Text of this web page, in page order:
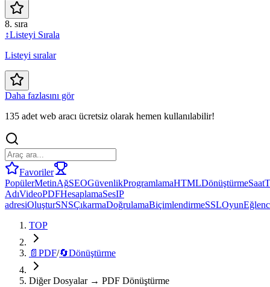
8. sıra
↕️Listeyi Sırala
Listeyi sıralar
Daha fazlasını gör
135 adet web aracı ücretsiz olarak hemen kullanılabilir!
Favoriler
PopülerMetinAğSEOGüvenlikProgramlamaHTMLDönüştürmeSaat
AdıVideoPDFHesaplamaSesIP
adresiOluşturSNSÇıkarmaDoğrulamaBiçimlendirmeSSLOyun
TOP
📄 PDF/🔄Dönüştürme
Diğer Dosyalar → PDF Dönüştürme